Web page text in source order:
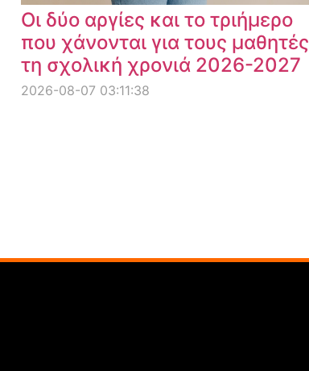
Οι δύο αργίες και το τριήμερο
που χάνονται για τους μαθητές
τη σχολική χρονιά 2026-2027
2026-08-07 03:11:38